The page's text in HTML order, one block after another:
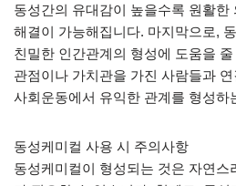
동성간의 유대감이 높을수록 원활한
해결이 가능해집니다. 마지막으로,
친밀한 인간관계의 형성에 도움을
관점이나 가치관을 가진 사람들과
사회운동에서 유익한 관계를 형성하
동성케미컬 사용 시 주의사항
동성케미컬이 형성되는 것은 자연스